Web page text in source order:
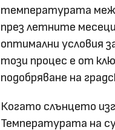
температурата
през летните
оптимални условия
този процес е от
подобряване на
Когато слънцето
Температурата на